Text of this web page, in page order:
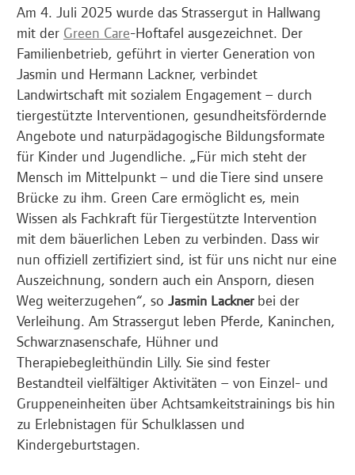
Am 4. Juli 2025 wurde das Strassergut in Hallwang
mit der Green Care-Hoftafel ausgezeichnet. Der
Familienbetrieb, geführt in vierter Generation von
Jasmin und Hermann Lackner, verbindet
Landwirtschaft mit sozialem Engagement – durch
tiergestützte Interventionen, gesundheitsfördernde
Angebote und naturpädagogische Bildungsformate
für Kinder und Jugendliche. „Für mich steht der
Mensch im Mittelpunkt – und die Tiere sind unsere
Brücke zu ihm. Green Care ermöglicht es, mein
Wissen als Fachkraft für Tiergestützte Intervention
mit dem bäuerlichen Leben zu verbinden. Dass wir
nun offiziell zertifiziert sind, ist für uns nicht nur eine
Auszeichnung, sondern auch ein Ansporn, diesen
Weg weiterzugehen“, so Jasmin Lacknerbei der
Verleihung. Am Strassergut leben Pferde, Kaninchen,
Schwarznasenschafe, Hühner und
Therapiebegleithündin Lilly. Sie sind fester
Bestandteil vielfältiger Aktivitäten – von Einzel- und
Gruppeneinheiten über Achtsamkeitstrainings bis hin
zu Erlebnistagen für Schulklassen und
Kindergeburtstagen.